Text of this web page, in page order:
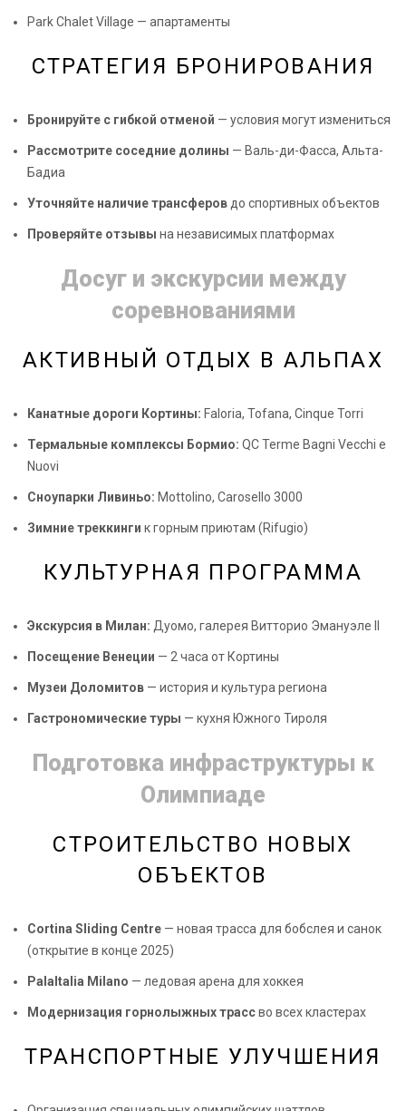
Park Chalet Village — апартаменты
СТРАТЕГИЯ БРОНИРОВАНИЯ
Бронируйте с гибкой отменой — условия могут измениться
Рассмотрите соседние долины — Валь-ди-Фасса, Альта-
Бадиа
Уточняйте наличие трансферовдо спортивных объектов
Проверяйте отзывы на независимых платформах
Досуг и экскурсии между
соревнованиями
АКТИВНЫЙ ОТДЫХ В АЛЬПАХ
Канатные дороги Кортины: Faloria, Tofana, Cinque Torri
Термальные комплексы Бормио: QC Terme Bagni Vecchi e
Nuovi
Сноупарки Ливиньо: Mottolino, Carosello 3000
Зимние треккинги к горным приютам (Rifugio)
КУЛЬТУРНАЯ ПРОГРАММА
Экскурсия в Милан: Дуомо, галерея Витторио Эмануэле II
Посещение Венеции — 2 часа от Кортины
Музеи Доломитов — история и культура региона
Гастрономические туры — кухня Южного Тироля
Подготовка инфраструктуры к
Олимпиаде
СТРОИТЕЛЬСТВО НОВЫХ
ОБЪЕКТОВ
Cortina Sliding Centre — новая трасса для бобслея и санок
(открытие в конце 2025)
PalaItalia Milano — ледовая арена для хоккея
Модернизация горнолыжных трассво всех кластерах
ТРАНСПОРТНЫЕ УЛУЧШЕНИЯ